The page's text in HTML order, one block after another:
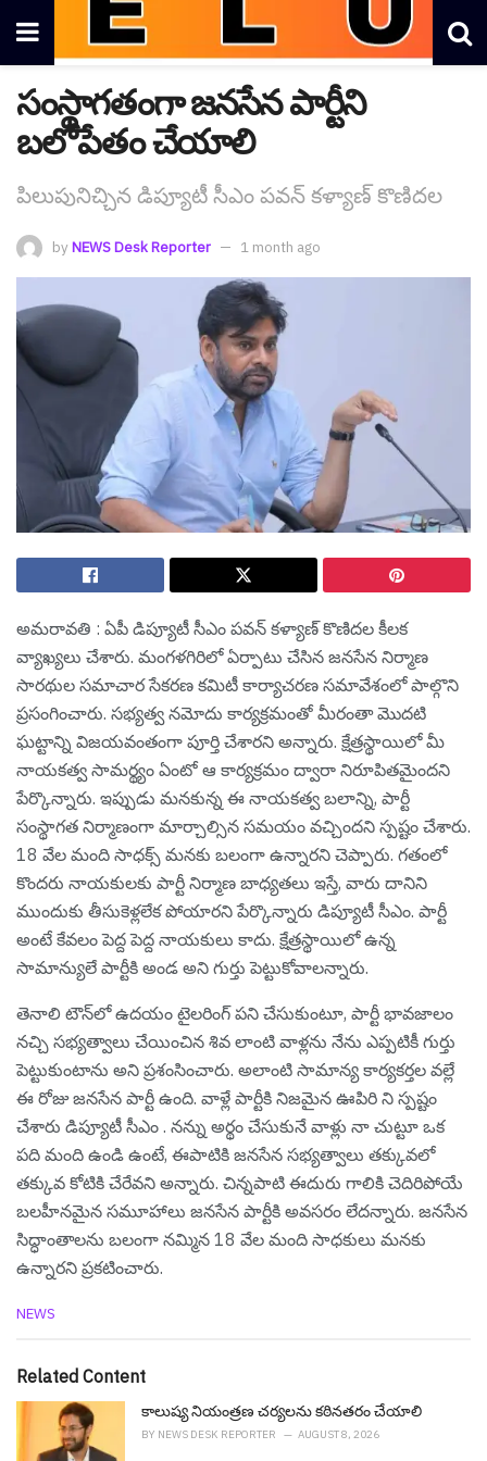
సంస్థాగ‌తంగా జ‌న‌సేన పార్టీని
బ‌లోపేతం చేయాలి
పిలుపునిచ్చిన డిప్యూటీ సీఎం ప‌వ‌న్ క‌ళ్యాణ్ కొణిద‌ల
by NEWS Desk Reporter 1 month ago
అమ‌రావ‌తి : ఏపీ డిప్యూటీ సీఎం ప‌వ‌న్ క‌ళ్యాణ్ కొణిద‌ల కీల‌క
వ్యాఖ్య‌లు చేశారు. మంగళగిరిలో ఏర్పాటు చేసిన జనసేన నిర్మాణ
సారథుల సమాచార సేకరణ కమిటీ కార్యాచరణ సమావేశంలో పాల్గొని
ప్ర‌సంగించారు. సభ్యత్వ నమోదు కార్యక్రమంతో మీరంతా మొదటి
ఘట్టాన్ని విజయవంతంగా పూర్తి చేశారని అన్నారు. క్షేత్రస్థాయిలో మీ
నాయకత్వ సామర్థ్యం ఏంటో ఆ కార్యక్రమం ద్వారా నిరూపితమైంద‌ని
పేర్కొన్నారు. ఇప్పుడు మనకున్న ఈ నాయకత్వ బలాన్ని, పార్టీ
సంస్థాగత నిర్మాణంగా మార్చాల్సిన సమయం వచ్చిందని స్ప‌ష్టం చేశారు.
18 వేల మంది సాధక్స్ మనకు బలంగా ఉన్నార‌ని చెప్పారు. గతంలో
కొందరు నాయకులకు పార్టీ నిర్మాణ బాధ్యతలు ఇస్తే, వారు దానిని
ముందుకు తీసుకెళ్లలేక పోయారని పేర్కొన్నారు డిప్యూటీ సీఎం. పార్టీ
అంటే కేవలం పెద్ద పెద్ద నాయకులు కాదు. క్షేత్రస్థాయిలో ఉన్న
సామాన్యులే పార్టీకి అండ అని గుర్తు పెట్టుకోవాల‌న్నారు.
తెనాలి టౌన్‌లో ఉదయం టైలరింగ్ పని చేసుకుంటూ, పార్టీ భావజాలం
నచ్చి సభ్యత్వాలు చేయించిన శివ లాంటి వాళ్లను నేను ఎప్పటికీ గుర్తు
పెట్టుకుంటాను అని ప్ర‌శంసించారు. అలాంటి సామాన్య కార్యకర్తల వల్లే
ఈ రోజు జనసేన పార్టీ ఉంది. వాళ్లే పార్టీకి నిజమైన ఊపిరి ని స్ప‌ష్టం
చేశారు డిప్యూటీ సీఎం . నన్ను అర్థం చేసుకునే వాళ్లు నా చుట్టూ ఒక
పది మంది ఉండి ఉంటే, ఈపాటికి జనసేన సభ్యత్వాలు తక్కువలో
తక్కువ కోటికి చేరేవని అన్నారు. చిన్నపాటి ఈదురు గాలికి చెదిరిపోయే
బలహీనమైన సమూహాలు జనసేన పార్టీకి అవసరం లేదన్నారు. జనసేన
సిద్ధాంతాలను బలంగా నమ్మిన 18 వేల మంది సాధకులు మనకు
ఉన్నారని ప్ర‌క‌టించారు.
C
e
NEWS
Related Content
కాలుష్య నియంత్రణ చర్యలను కఠినతరం చేయాలి
BY NEWS DESK REPORTER AUGUST 8, 2026